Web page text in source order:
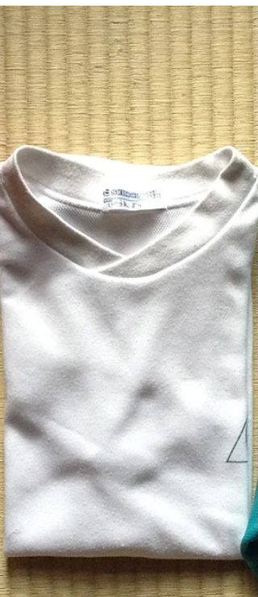
ペルーの指人形
この冬、ようようとセツのジャンパーを新調しま
した。どちらも少し大きめを選んだので来年の冬
も着れるといいなと思っています。ユニクロで買
ったのできっと同じのを着ている子にあちこちで
遭遇しそうと思い、メリーゴーランドで買った指
人形のくまを目印に縫いつけました。...